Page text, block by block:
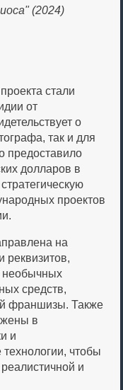
(2024)
стали
от
о
так и для
предоставило
долларов в
проектов
на
реквизитов,
необычных
средств,
франшизы. Также
в
и
чтобы
и